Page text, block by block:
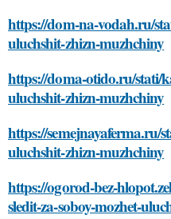
https://dom-na-vodah.ru/
uluchshit-zhizn-muzhchiny
https://doma-otido.ru/stati/
uluchshit-zhizn-muzhchiny
https://semejnayaferma.ru/
uluchshit-zhizn-muzhchiny
https://ogorod-bez-
sledit-za-soboy-mozhet-